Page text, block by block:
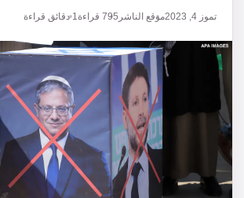
تموز 4, 2023 موقع الناشر 795 قراءة1 دقائق قراءة